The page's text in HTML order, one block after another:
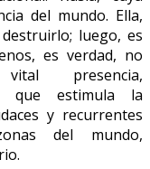
del mundo. Ella,
luego, es
es verdad, no
presencia,
que estimula la
y recurrentes
del mundo,